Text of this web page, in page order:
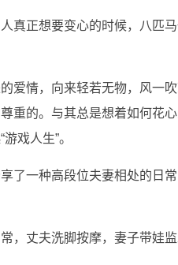
真正想要变心的时候，八匹
爱情，向来轻若无物，风一
重的。与其总是想着如何花
戏人生”。
了一种高段位夫妻相处的日
，丈夫洗脚按摩，妻子带娃